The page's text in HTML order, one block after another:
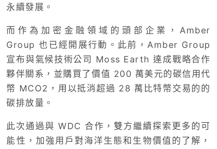
永續發展。
而作為加密金融領域的頭部企業，Amber
Group 也已經開展行動。此前，Amber Group
宣布與氣候技術公司 Moss Earth 達成戰略合作
夥伴關系，並購買了價值 200 萬美元的碳信用代
幣 MCO2，用以抵消超過 28 萬比特幣交易的的
碳排放量。
此次通過與 WDC 合作，雙方繼續探索更多的可
能性，加強用戶對海洋生態和生物價值的了解，